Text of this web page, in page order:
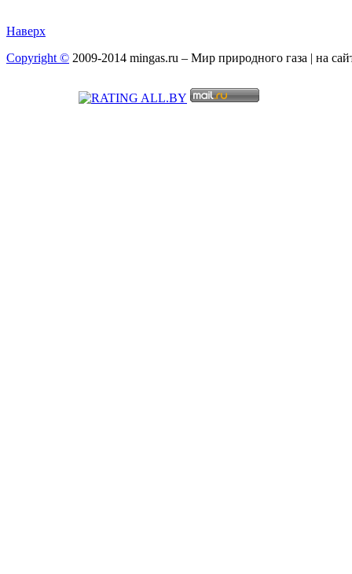
Наверх
Copyright © 2009-2014 mingas.ru – Мир природного газа | на